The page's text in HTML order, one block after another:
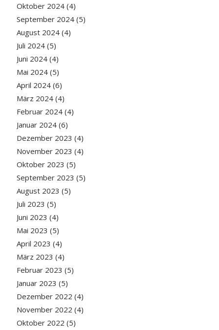
Oktober 2024(4)
September 2024(5)
August 2024(4)
Juli 2024(5)
Juni 2024(4)
Mai 2024(5)
April 2024(6)
März 2024(4)
Februar 2024(4)
Januar 2024(6)
Dezember 2023 (4)
November 2023 (4)
Oktober 2023 (5)
September 2023 (5)
August 2023 (5)
Juli 2023 (5)
Juni 2023 (4)
Mai 2023 (5)
April 2023 (4)
März 2023 (4)
Februar 2023 (5)
Januar 2023 (5)
Dezember 2022 (4)
November 2022 (4)
Oktober 2022 (5)